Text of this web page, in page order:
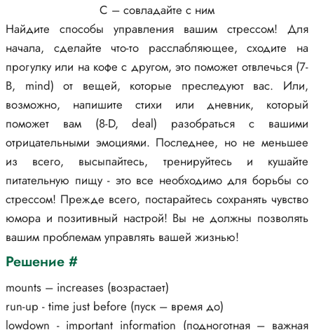
С – совладайте с ним
Найдите способы управления вашим стрессом! Для
начала, сделайте что-то расслабляющее, сходите на
прогулку или на кофе с другом, это поможет отвлечься (7-
В, mind) от вещей, которые преследуют вас. Или,
возможно, напишите стихи или дневник, который
поможет вам (8-D, deal) разобраться с вашими
отрицательными эмоциями. Последнее, но не меньшее
из всего, высыпайтесь, тренируйтесь и кушайте
питательную пищу - это все необходимо для борьбы со
стрессом! Прежде всего, постарайтесь сохранять чувство
юмора и позитивный настрой! Вы не должны позволять
вашим проблемам управлять вашей жизнью!
Решение #
mounts – increases (возрастает)
run-up - time just before (пуск – время до)
lowdown - important information (подноготная – важная